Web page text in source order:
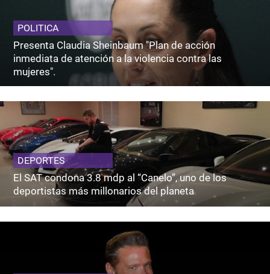
POLITICA
Presenta Claudia Sheinbaum "Plan de acción
inmediata de atención a la violencia contra las
mujeres".
DEPORTES
El SAT condona 3.8 mdp al “Canelo”, uno de los
deportistas más millonarios del planeta